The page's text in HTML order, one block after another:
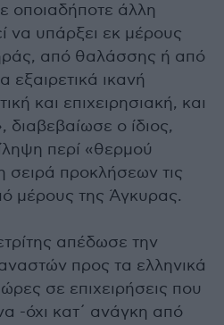
οποιαδήποτε άλλη
να υπάρξει εκ μέρους
από θαλάσσης ή από
εξαιρετικά ικανή
και επιχειρησιακή, και
ο ίδιος,
περί «θερμού
σειρά προκλήσεων τις
μέρους της Άγκυρας.
απέδωσε την
προς τα ελληνικά
σε επιχειρήσεις που
-όχι κατ΄ ανάγκη από